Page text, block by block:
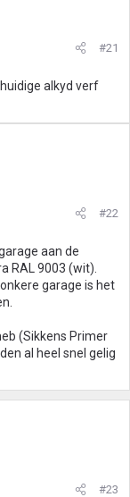
#21
alkyd verf
#22
aan de
RAL 9003 (wit).
garage is het
(Sikkens Primer
al heel snel gelig
#23